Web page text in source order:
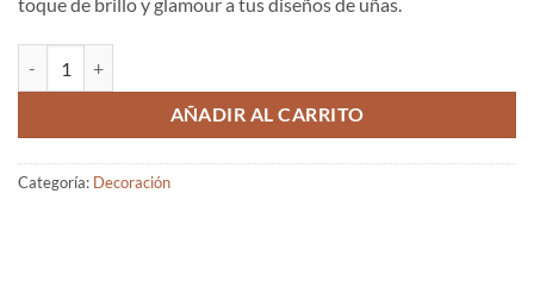
toque de brillo y glamour a tus diseños de uñas.
AÑADIR AL CARRITO
Categoría: Decoración